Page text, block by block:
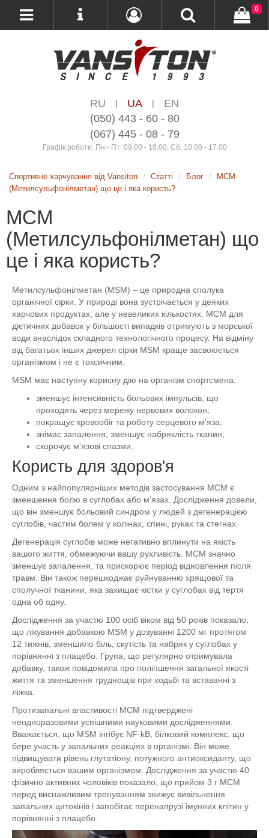
RU | UA |
EN
(050) 443 - 60 - 80
(067) 445 - 08 - 79
Графік роботи: Пн - Пт: 09.00 - 18.00, Сб: 10.00 - 17.00
0
Спортивне харчування від Vansiton Статті Блог
МСМ
(Метилсульфонілметан) що це і яка користь?
МСМ
(Метилсульфонілметан) що
це і яка користь?
Метилсульфонілметан (MSM) – це природна сполука
органічної сірки. У природі вона зустрічається у деяких
харчових продуктах, але у невеликих кількостях. МСМ для
дієтичних добавок у більшості випадків отримують з морської
води внаслідок складного технологічного процесу. На відміну
від багатьох інших джерел сірки MSM краще засвоюється
організмом і не є токсичним.
MSM має наступну корисну дію на організм спортсмена:
зменшує інтенсивність больових імпульсів, що
проходять через мережу нервових волокон;
покращує кровообіг та роботу серцевого м'яза;
знімає запалення, зменшує набряклість тканин;
скорочує м'язові спазми.
Користь для здоров'я
Одним з найпопулярніших методів застосування МСМ є
зменшення болю в суглобах або м'язах. Дослідження довели,
що він зменшує больовий синдром у людей з дегенерацією
суглобів, частим болем у колінах, спині, руках та стегнах.
Дегенерація суглобів може негативно вплинути на якість
вашого життя, обмежуючи вашу рухливість. МСМ значно
зменшує запалення, та прискорює період відновлення після
травм. Він також перешкоджає руйнуванню хрящової та
сполучної тканини, яка захищає кістки у суглобах від тертя
одна об одну.
Дослідження за участю 100 осіб віком від 50 років показало,
що лікування добавкою MSM у дозуванні 1200 мг протягом
12 тижнів, зменшило біль, скутість та набряк у суглобах у
порівнянні з плацебо. Група, що регулярно отримувала
добавку, також повідомила про поліпшення загальної якості
життя та зменшення труднощів при ходьбі та вставанні з
ліжка.
Протизапальні властивості МСМ підтверджені
неодноразовими успішними науковими дослідженнями.
Вважається, що MSM інгібує NF-kB, білковий комплекс, що
бере участь у запальних реакціях в організмі. Він може
підвищувати рівень глутатіону, потужного антиоксиданту, що
виробляється вашим організмом. Дослідження за участю 40
фізично активних чоловіків показало, що прийом 3 г МСМ
перед виснажливим тренуванням знижує вивільнення
запальних цитокінів і запобігає перенапрузі імунних клітин у
порівнянні з плацебо.